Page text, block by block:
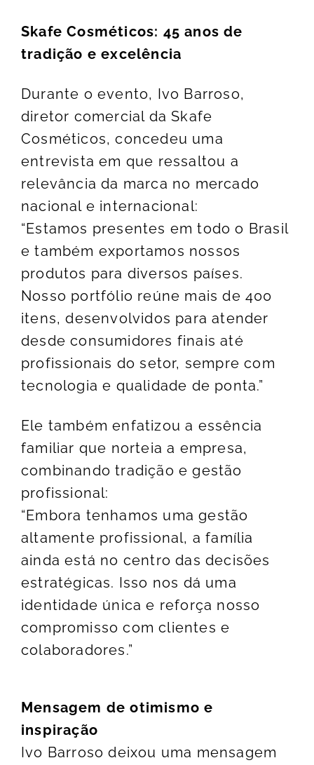
Skafe Cosméticos: 45 anos de
tradição e excelência
Durante o evento, Ivo Barroso,
diretor comercial da Skafe
Cosméticos, concedeu uma
entrevista em que ressaltou a
relevância da marca no mercado
nacional e internacional:
“Estamos presentes em todo o Brasil
e também exportamos nossos
produtos para diversos países.
Nosso portfólio reúne mais de 400
itens, desenvolvidos para atender
desde consumidores finais até
profissionais do setor, sempre com
tecnologia e qualidade de ponta.”
Ele também enfatizou a essência
familiar que norteia a empresa,
combinando tradição e gestão
profissional:
“Embora tenhamos uma gestão
altamente profissional, a família
ainda está no centro das decisões
estratégicas. Isso nos dá uma
identidade única e reforça nosso
compromisso com clientes e
colaboradores.”
Mensagem de otimismo e
inspiração
Ivo Barroso deixou uma mensagem